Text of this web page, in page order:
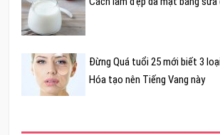
Đừng Quá tuổi 25 mới biết 3
Hóa tạo nên Tiếng Vang này